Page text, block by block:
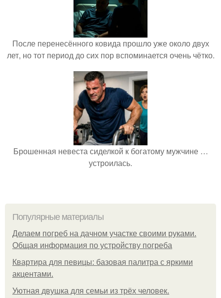
После перенесённого ковида прошло уже около двух
лет, но тот период до сих пор вспоминается очень чётко.
Брошенная невеста сиделкой к богатому мужчине …
устроилась.
Популярные материалы
Делаем погреб на дачном участке своими руками.
Общая информация по устройству погреба
Квартира для певицы: базовая палитра с яркими
акцентами.
Уютная двушка для семьи из трёх человек.